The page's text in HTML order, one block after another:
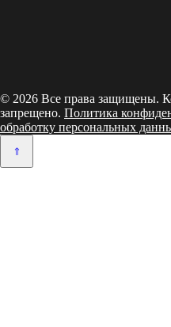
© 2026 Все права защищены.
запрещено. Политика
обработку персональных